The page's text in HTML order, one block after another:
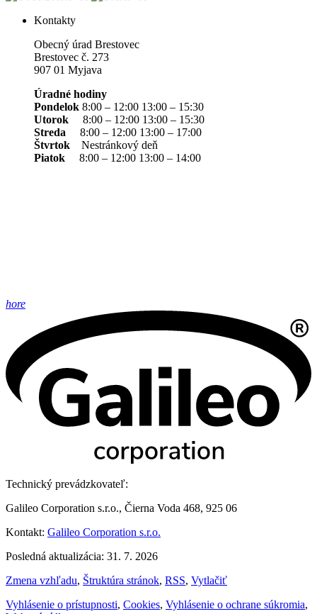
Kontakty
Obecný úrad Brestovec
Brestovec č. 273
907 01 Myjava
Úradné hodiny
Pondelok 8:00 – 12:00 13:00 – 15:30
Utorok 8:00 – 12:00 13:00 – 15:30
Streda 8:00 – 12:00 13:00 – 17:00
Štvrtok Nestránkový deň
Piatok 8:00 – 12:00 13:00 – 14:00
hore
Technický prevádzkovateľ:
Galileo Corporation s.r.o., Čierna Voda 468, 925 06
Kontakt: Galileo Corporation s.r.o.
Posledná aktualizácia: 31. 7. 2026
Zmena vzhľadu, Štruktúra stránok, RSS, Vytlačiť
Vyhlásenie o prístupnosti, Cookies, Vyhlásenie o ochrane súkromia,